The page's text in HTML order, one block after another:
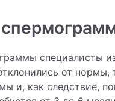
специалисты
от
и, как следствие,